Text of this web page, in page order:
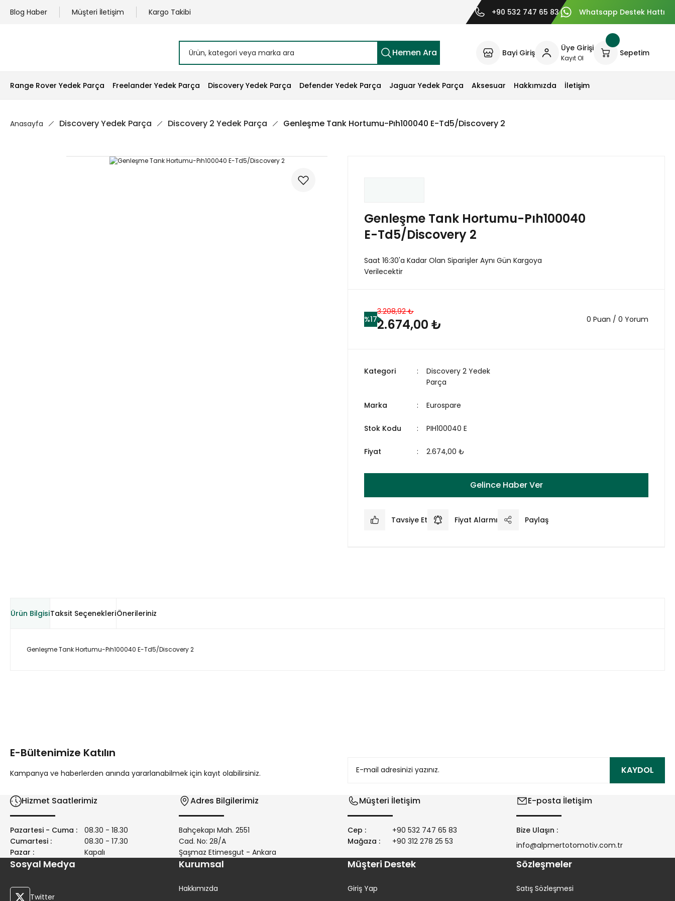
Blog Haber Müşteri İletişim Kargo Takibi +90 532 747 65 83 Whatsapp Destek Hattı
Hemen Ara Bayi Giriş Üye Girişi
Kayıt Ol
Sepetim
Range Rover Yedek Parça Freelander Yedek Parça Discovery Yedek Parça Defender Yedek Parça Jaguar Yedek Parça Aksesuar Hakkımızda İletişim
Anasayfa Discovery Yedek Parça Discovery 2 Yedek Parça Genleşme Tank Hortumu-Pıh100040 E-Td5/Discovery 2
Genleşme Tank Hortumu-Pıh100040
E-Td5/Discovery 2
Saat 16:30'a Kadar Olan Siparişler Aynı Gün Kargoya
Verilecektir
%17
3.208,92 ₺
2.674,00 ₺ 0 Puan / 0 Yorum
Kategori
Discovery 2 Yedek
Parça
Marka Eurospare
Stok Kodu PIH100040 E
Fiyat 2.674,00 ₺
Gelince Haber Ver
Tavsiye Et Fiyat Alarmı Paylaş
Ürün BilgisiTaksit SeçenekleriÖnerileriniz
Genleşme Tank Hortumu-Pıh100040 E-Td5/Discovery 2
Ürün bilgilerinde hatalar bulunuyor.
E-Bültenimize Katılın
Kampanya ve haberlerden anında yararlanabilmek için kayıt olabilirsiniz. KAYDOL
Hizmet Saatlerimiz
Pazartesi - Cuma :
08.30 - 18.30
Cumartesi :
08.30 - 17.30
Pazar :
Kapalı
Adres Bilgilerimiz
Bahçekapı Mah. 2551
Cad. No: 28/A
Şaşmaz Etimesgut - Ankara
Müşteri İletişim
Cep :
+90 532 747 65 83
Mağaza :
+90 312 278 25 53
E-posta İletişim
Bize Ulaşın :
info@alpmertotomotiv.com.tr
Sosyal Medya
Twitter
Kurumsal
Hakkımızda
Müşteri Destek
Giriş Yap
Sözleşmeler
Satış Sözleşmesi